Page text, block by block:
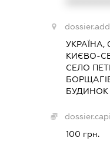
УКРАЇНА,
КИЄВО-
СЕЛО
БУДИНОК
100 грн.